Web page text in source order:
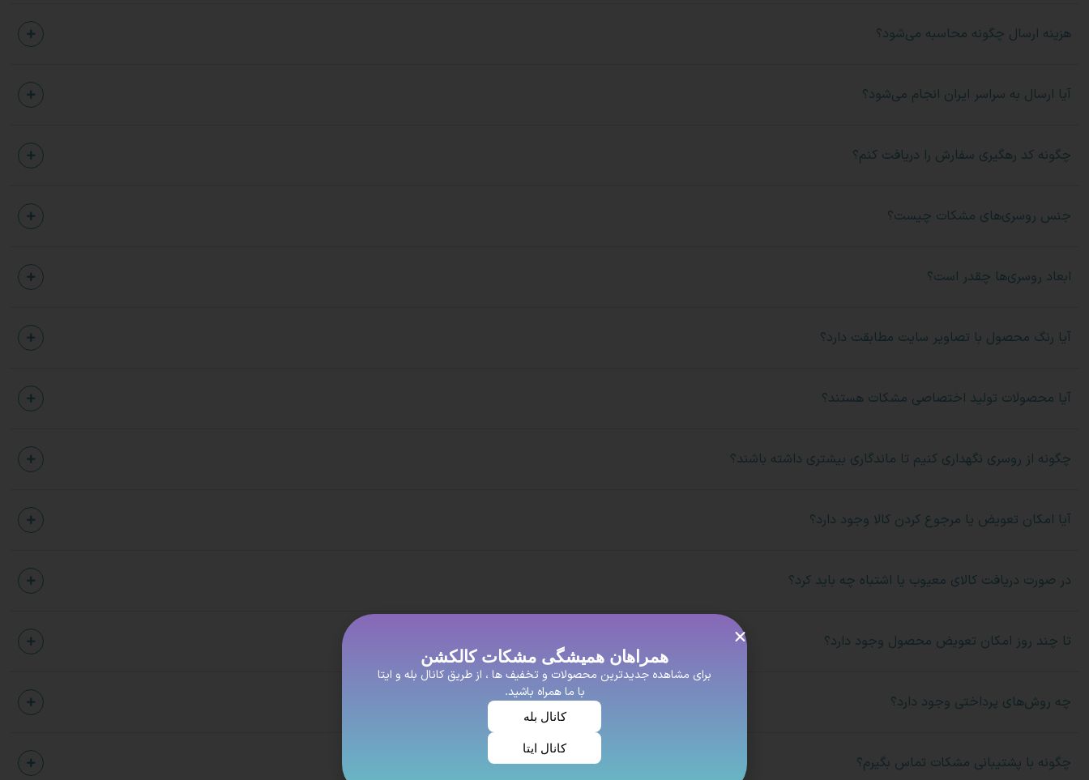
هزینه ارسال چگونه محاسبه می‌شود؟
آیا ارسال به سراسر ایران انجام می‌شود؟
چگونه کد رهگیری سفارش را دریافت کنم؟
جنس روسری‌های مشکات چیست؟
ابعاد روسری‌ها چقدر است؟
آیا رنگ محصول با تصاویر سایت مطابقت دارد؟
آیا محصولات تولید اختصاصی مشکات هستند؟
چگونه از روسری نگهداری کنیم تا ماندگاری بیشتری داشته باشند؟
آیا امکان تعویض یا مرجوع کردن کالا وجود دارد؟
در صورت دریافت کالای معیوب یا اشتباه چه باید کرد؟
تا چند روز امکان تعویض محصول وجود دارد؟
چه روش‌های پرداختی وجود دارد؟
چگونه با پشتیبانی مشکات تماس بگیرم؟
همراهان همیشگی مشکات کالکشن
برای مشاهده جدیدترین محصولات و تخفیف ها ، از طریق کانال بله و ایتا
با ما همراه باشید.
کانال بله
کانال ایتا